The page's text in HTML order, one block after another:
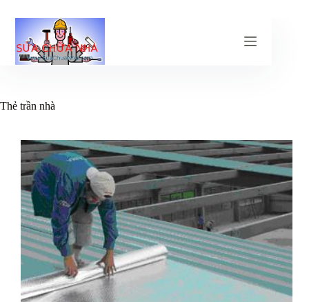
dung
Thẻ trần nhà